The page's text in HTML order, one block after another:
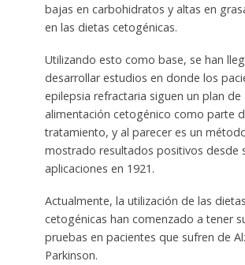
bajas en carbohidratos y altas en
en las dietas cetogénicas.
Utilizando esto como base, se han
desarrollar estudios en donde los
epilepsia refractaria siguen un plan de
alimentación cetogénico como parte
tratamiento, y al parecer es un
mostrado resultados positivos desde
aplicaciones en 1921.
Actualmente, la utilización de las dietas
cetogénicas han comenzado a tener
pruebas en pacientes que sufren de
Parkinson.